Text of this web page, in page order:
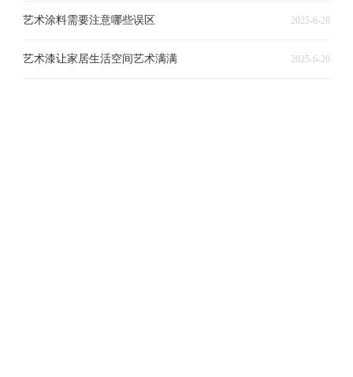
2025-6-28
艺术涂料需要注意哪些误区
2025-6-20
艺术漆让家居生活空间艺术满满